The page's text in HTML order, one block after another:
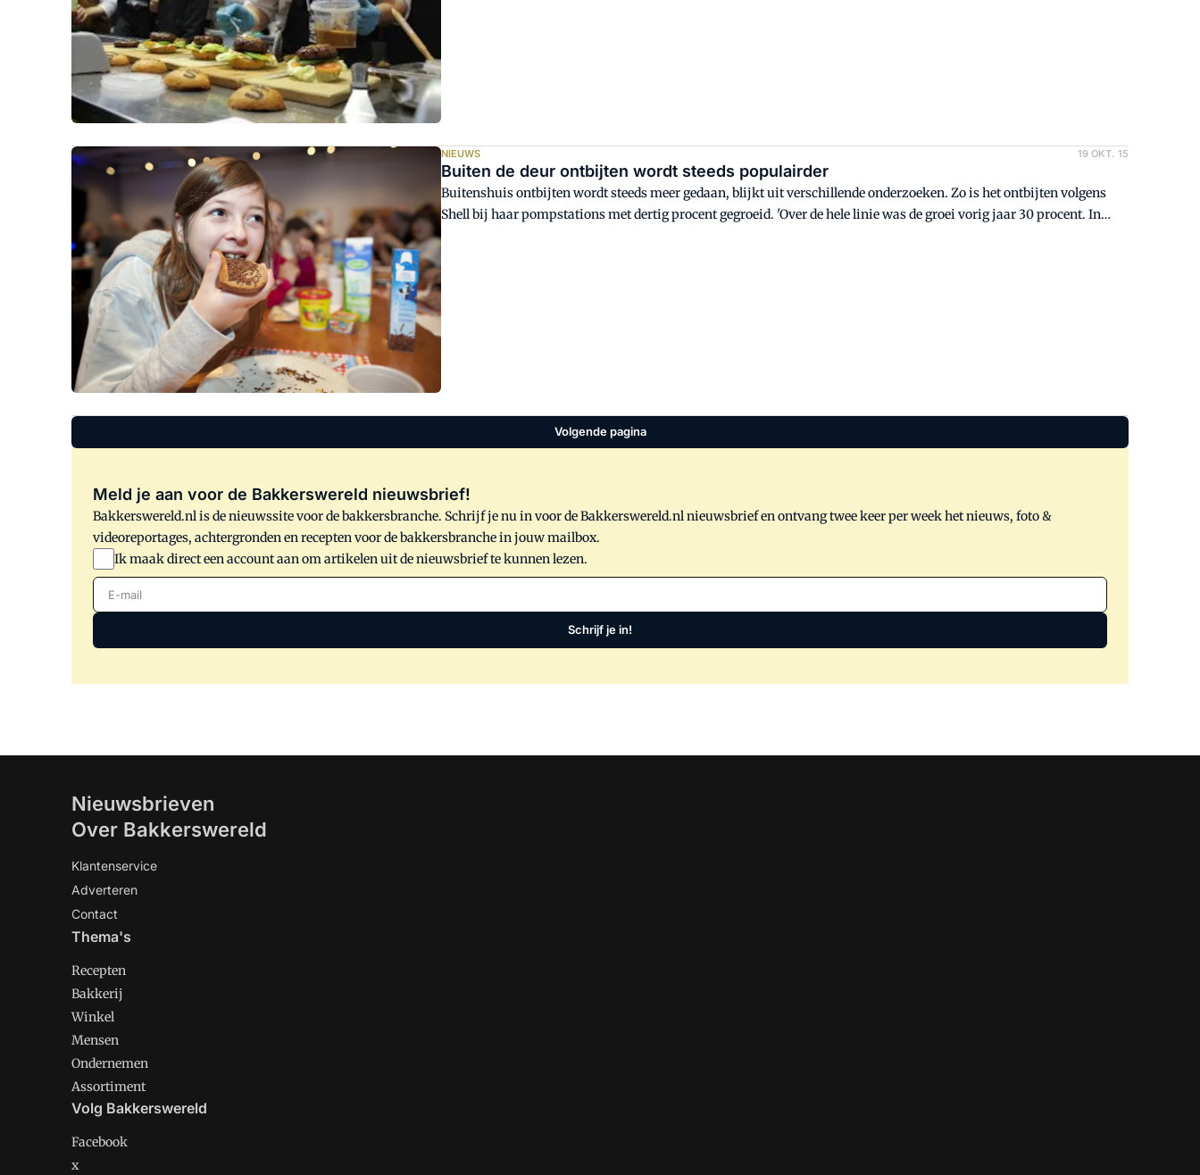
NIEUWS 19 OKT. 15
Buiten de deur ontbijten wordt steeds populairder
Buitenshuis ontbijten wordt steeds meer gedaan, blijkt uit verschillende onderzoeken. Zo is het ontbijten volgens
Shell bij haar pompstations met dertig procent gegroeid. 'Over de hele linie was de groei vorig jaar 30 procent. In
Volgende pagina
Meld je aan voor de Bakkerswereld nieuwsbrief!
Bakkerswereld.nl is de nieuwssite voor de bakkersbranche. Schrijf je nu in voor de Bakkerswereld.nl nieuwsbrief en ontvang twee keer per week het nieuws, foto &
videoreportages, achtergronden en recepten voor de bakkersbranche in jouw mailbox.
Ik maak direct een account aan om artikelen uit de nieuwsbrief te kunnen lezen.
E-mail
Schrijf je in!
Nieuwsbrieven
Over Bakkerswereld
Klantenservice
Adverteren
Contact
Thema's
Recepten
Bakkerij
Winkel
Mensen
Ondernemen
Assortiment
Volg Bakkerswereld
Facebook
x